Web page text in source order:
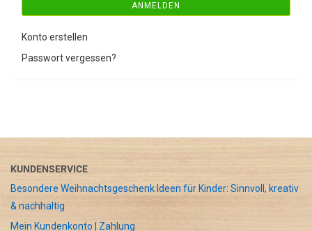
ANMELDEN
Konto erstellen
Passwort vergessen?
KUNDENSERVICE
Besondere Weihnachtsgeschenk Ideen für Kinder: Sinnvoll, kreativ
& nachhaltig
Mein Kundenkonto | Zahlung